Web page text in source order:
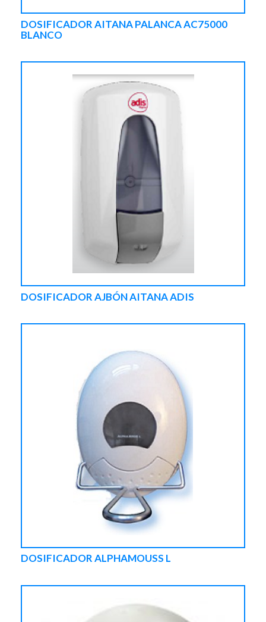
DOSIFICADOR AITANA PALANCA AC75000
BLANCO
DOSIFICADOR AJBÓN AITANA ADIS
DOSIFICADOR ALPHAMOUSS L